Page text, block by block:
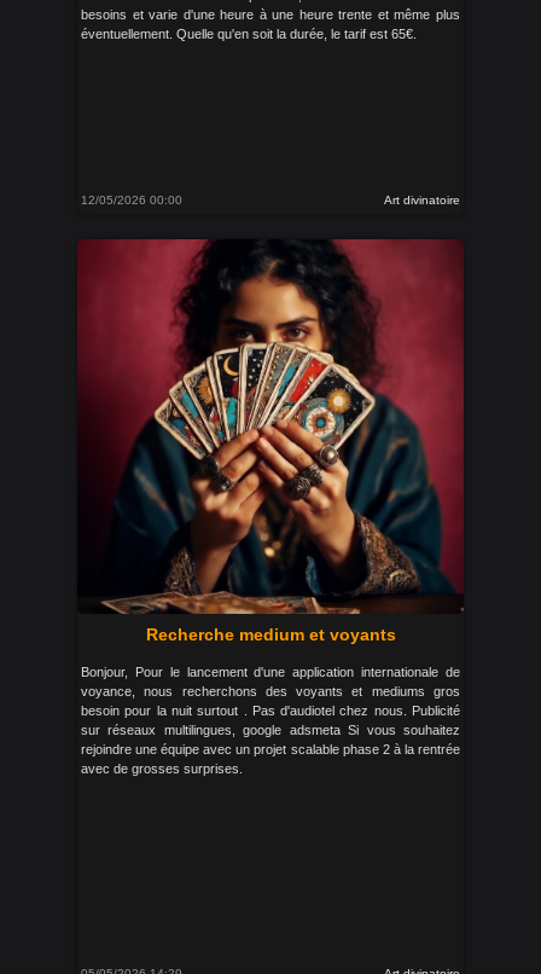
besoins et varie d'une heure à une heure trente et même plus
éventuellement. Quelle qu'en soit la durée, le tarif est 65€.
12/05/2026 00:00 Art divinatoire
Recherche medium et voyants
Bonjour, Pour le lancement d'une application internationale de
voyance, nous recherchons des voyants et mediums gros
besoin pour la nuit surtout . Pas d'audiotel chez nous. Publicité
sur réseaux multilingues, google adsmeta Si vous souhaitez
rejoindre une équipe avec un projet scalable phase 2 à la rentrée
avec de grosses surprises.